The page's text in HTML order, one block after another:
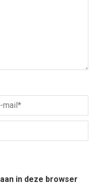
in deze browser